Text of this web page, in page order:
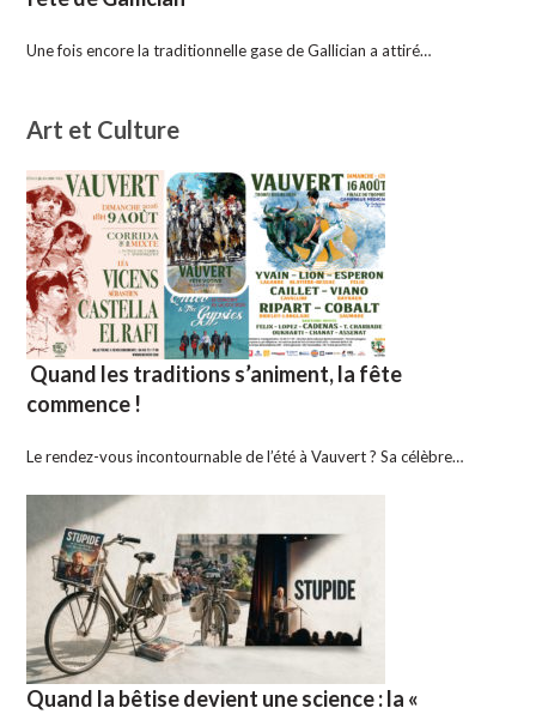
Une fois encore la traditionnelle gase de Gallician a attiré…
Art et Culture
Quand les traditions s’animent, la fête
commence !
Le rendez-vous incontournable de l’été à Vauvert ? Sa célèbre…
Quand la bêtise devient une science : la «